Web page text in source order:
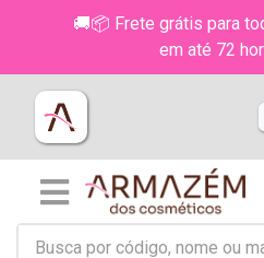
🚚📦 Frete grátis para
em até 72